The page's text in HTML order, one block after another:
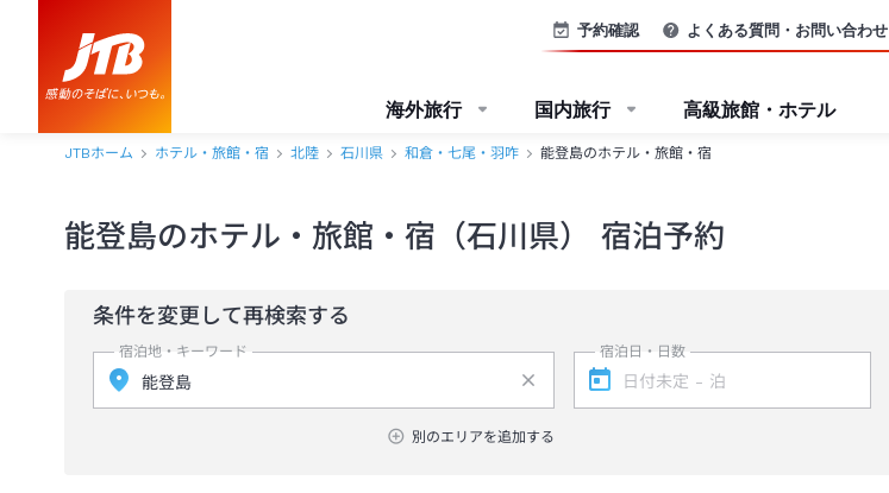
予約確認 よくある質問・お問い合わせ
海外旅行 国内旅行 高級旅館・ホテル
JTBホーム ホテル・旅館・宿 北陸 石川県 和倉・七尾・羽咋 能登島のホテル・旅館・宿
能登島のホテル・旅館・宿（石川県） 宿泊予約
条件を変更して再検索する
宿泊地・キーワード
別のエリアを追加する
宿泊日・日数